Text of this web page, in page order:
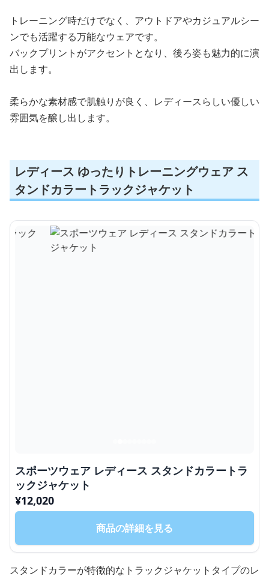
トレーニング時だけでなく、アウトドアやカジュアルシー
ンでも活躍する万能なウェアです。
バックプリントがアクセントとなり、後ろ姿も魅力的に演
出します。
柔らかな素材感で肌触りが良く、レディースらしい優しい
雰囲気を醸し出します。
レディース ゆったりトレーニングウェア ス
タンドカラートラックジャケット
スポーツウェア レディース スタンドカラートラ
ックジャケット
¥12,020
商品の詳細を見る
スタンドカラーが特徴的なトラックジャケットタイプのレ